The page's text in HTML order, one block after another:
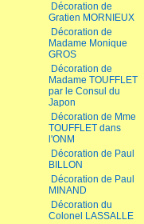
Décoration de
Gratien MORNIEUX
Décoration de
Madame Monique
GROS
Décoration de
Madame TOUFFLET
par le Consul du
Japon
Décoration de Mme
TOUFFLET dans
l'ONM
Décoration de Paul
BILLON
Décoration de Paul
MINAND
Décoration du
Colonel LASSALLE